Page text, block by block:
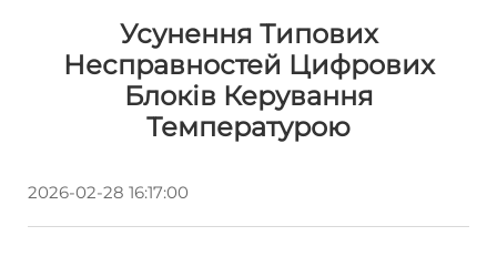
Продукція
Зв’язатися з нами
Усунення Типових
Несправностей Цифрових
Блоків Керування
Температурою
2026-02-28 16:17:00